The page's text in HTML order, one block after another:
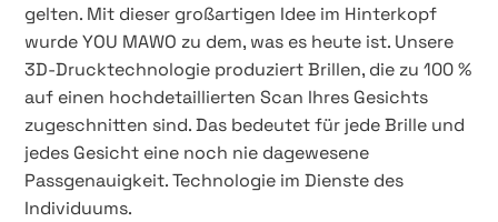
gelten. Mit dieser großartigen Idee im Hinterkopf
wurde YOU MAWO zu dem, was es heute ist. Unsere
3D-Drucktechnologie produziert Brillen, die zu 100 %
auf einen hochdetaillierten Scan Ihres Gesichts
zugeschnitten sind. Das bedeutet für jede Brille und
jedes Gesicht eine noch nie dagewesene
Passgenauigkeit. Technologie im Dienste des
Individuums.